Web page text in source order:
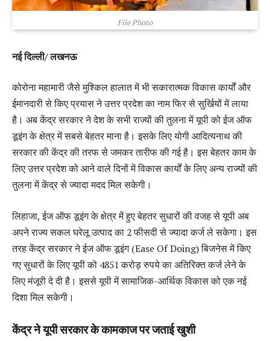
File Photo
नई दिल्ली/ लखनऊ
कोरोना महामारी जैसे मुश्किल हालात में भी सकारात्मक विकास कार्यों और
ईमानदारी से किए प्रयास ने उत्तर प्रदेश का नाम फिर से सुर्खियों में लाया
है। अब केंद्र सरकार ने देश के सभी राज्यों की तुलना में यूपी को ईज ऑफ
डूइंग के क्षेत्र में सबसे बेहतर माना है। इसके लिए योगी आदित्यनाथ की
सरकार की केंद्र की तरफ से जमकर तारीफ की गई है। इस बेहतर काम के
लिए उत्तर प्रदेश को आने वाले दिनों में विकास कार्यों के लिए अन्य राज्यों की
तुलना में केंद्र से ज्यादा मदद मिल सकेगी।
लिहाजा, ईज ऑफ डूइंग के क्षेत्र में हुए बेहतर सुधारों की वजह से यूपी अब
अपने राज्य सकल घरेलू उत्पाद का 2 फीसदी से ज्यादा कर्ज ले सकेगा। इस
तरह केंद्र सरकार ने ईज ऑफ डूइंग (Ease Of Doing) बिजनेस में किए
गए सुधारों के लिए यूपी को 4851 करोड़ रुपये का अतिरिक्त कर्ज लेने के
लिए मंजूरी दे दी है। इससे यूपी में सामाजिक-आर्थिक विकास को एक नई
दिशा मिल सकेगी।
केंद्र ने यूपी सरकार के कामकाज पर जताई खुशी